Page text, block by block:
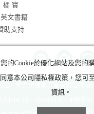
橘 寶
文書籍
助支持
的Cookie於優化網站及您的
意本公司隱私權政策，您可
資訊。